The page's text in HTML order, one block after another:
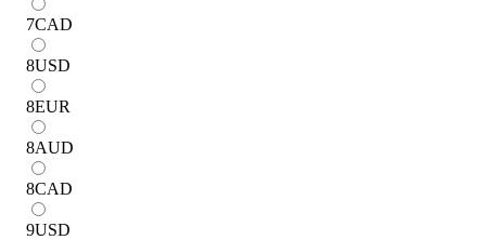
7CAD
8USD
8EUR
8AUD
8CAD
9USD